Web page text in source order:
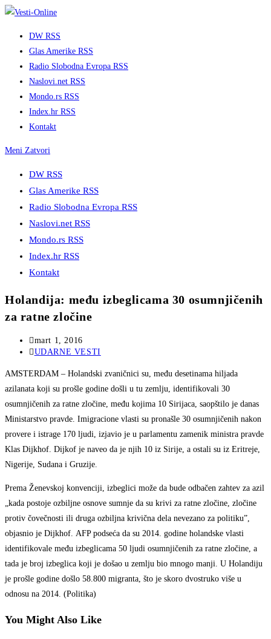
Skip
DW RSS
Glas Amerike RSS
Radio Slobodna Evropa RSS
Naslovi.net RSS
Mondo.rs RSS
Index.hr RSS
Kontakt
Meni Zatvori
DW RSS
Glas Amerike RSS
Radio Slobodna Evropa RSS
Naslovi.net RSS
Mondo.rs RSS
Index.hr RSS
Kontakt
Holandija: među izbeglicama 30 osumnjičenih
za ratne zločine
Post
published:
mart 1, 2016
Post
UDARNE VESTI
AMSTERDAM – Holandski zvaničnici su, među desetinama hiljada
azilanata koji su prošle godine došli u tu zemlju, identifikovali 30
osumnjičenih za ratne zločine, među kojima 10 Sirijaca, saopštilo je danas
Ministarstvo pravde. Imigracione vlasti su pronašle 30 osumnjičenih nakon
provere i istrage 170 ljudi, izjavio je u parlamentu zamenik ministra pravde
Klas Dijkhof. Dijkof je naveo da je njih 10 iz Sirije, a ostali su iz Eritreje,
Nigerije, Sudana i Gruzije.
Prema Ženevskoj konvenciji, izbeglici može da bude odbačen zahtev za azil
„kada postoje ozbiljne osnove sumnje da su krivi za ratne zločine, zločine
protiv čovečnosti ili druga ozbiljna krivična dela nevezano za politiku”,
objasnio je Dijkhof. AFP podseća da su 2014. godine holandske vlasti
identifikovale među izbeglicama 50 ljudi osumnjičenih za ratne zločine, a
tada je broj izbeglica koji je došao u zemlju bio mnogo manji. U Holandiju
je prošle godine došlo 58.800 migranta, što je skoro dvostruko više u
odnosu na 2014. (Politika)
You Might Also Like